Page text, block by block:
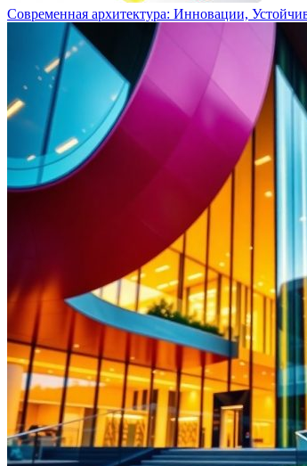
Современная архитектура: Инновации,